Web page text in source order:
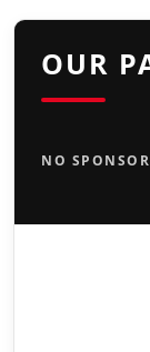
OUR
NO